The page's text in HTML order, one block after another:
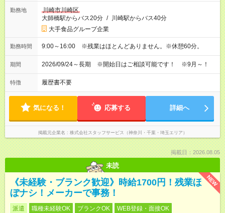
勤務地
川崎市川崎区
大師橋駅からバス20分 / 川崎駅からバス40分
大手食品グループ企業
勤務時間 9:00～16:00 ※残業はほとんどありません。※休憩60分。
期間 2026/09/24～長期 ※開始日はご相談可能です！ ※9月～！
特徴 履歴書不要
気になる！ 応募する 詳細へ
掲載元企業名 株式会社スタッフサービス（神奈川・千葉・埼玉エリア）
掲載日：2026.08.05
未読
NEW
《未経験・ブランク歓迎》時給1700円！残業ほ
ぼナシ！メーカーで事務！
派遣 職種未経験OK ブランクOK WEB登録・面接OK